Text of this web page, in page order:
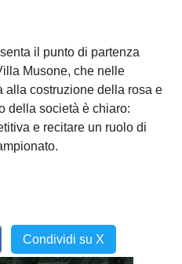
il punto di partenza
Musone, che nelle
alla costruzione della rosa e
della società è chiaro:
e recitare un ruolo di
Condividi su X